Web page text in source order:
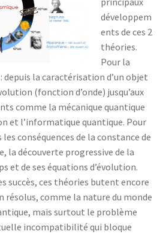
développem
ents de ces 2
théories.
Pour la
depuis la caractérisation d’un objet
(fonction d’onde) jusqu’aux
comme la mécanique quantique
et l’informatique quantique. Pour
conséquences de la constance de
la découverte progressive de la
et de ses équations d’évolution.
succès, ces théories butent encore
résolus, comme la nature du monde
mais surtout le problème
incompatibilité qui bloque